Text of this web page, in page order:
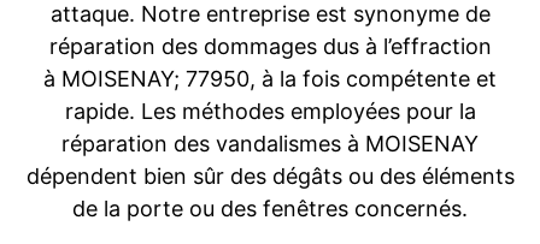
attaque. Notre entreprise est synonyme de
réparation des dommages dus à l’effraction
à MOISENAY; 77950, à la fois compétente et
rapide. Les méthodes employées pour la
réparation des vandalismes à MOISENAY
dépendent bien sûr des dégâts ou des éléments
de la porte ou des fenêtres concernés.